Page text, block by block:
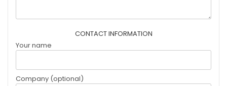
CONTACT INFORMATION
Your name
Company (optional)